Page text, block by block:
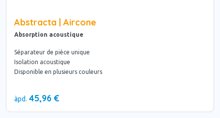
Abstracta | Aircone
Absorption acoustique
Séparateur de pièce unique
Isolation acoustique
Disponible en plusieurs couleurs
àpd. 45,96 €